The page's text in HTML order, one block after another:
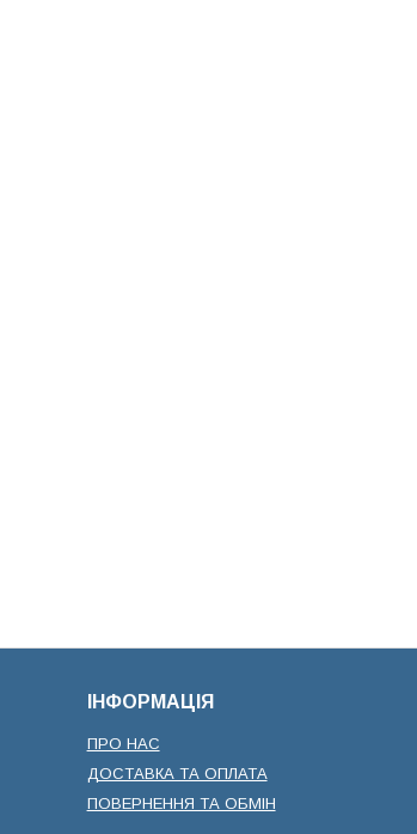
ІНФОРМАЦІЯ
ПРО НАС
ДОСТАВКА ТА ОПЛАТА
ПОВЕРНЕННЯ ТА ОБМІН